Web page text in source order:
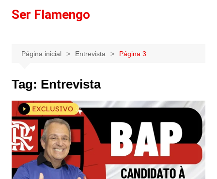
paraSer Flamengo
Página inicial Entrevista Página 3
Tag: Entrevista